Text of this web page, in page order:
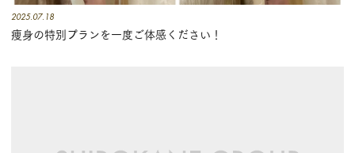
2025.07.18
痩身の特別プランを一度ご体感ください！